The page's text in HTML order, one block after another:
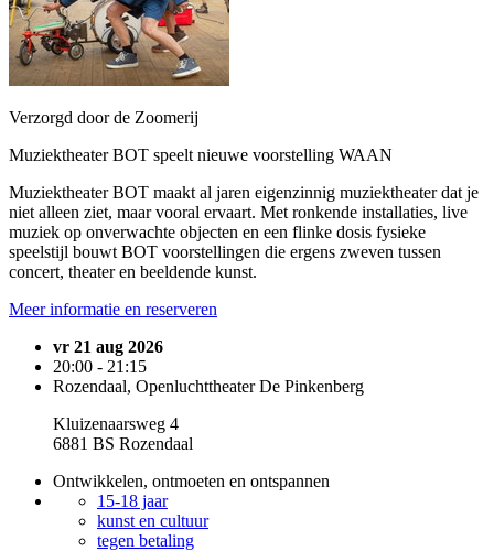
Verzorgd door de Zoomerij
Muziektheater BOT speelt nieuwe voorstelling WAAN
Muziektheater BOT maakt al jaren eigenzinnig muziektheater dat je
niet alleen ziet, maar vooral ervaart. Met ronkende installaties, live
muziek op onverwachte objecten en een flinke dosis fysieke
speelstijl bouwt BOT voorstellingen die ergens zweven tussen
concert, theater en beeldende kunst.
Meer informatie en reserveren
vr 21 aug 2026
20:00 - 21:15
Rozendaal, Openluchttheater De Pinkenberg
Kluizenaarsweg 4
6881 BS Rozendaal
Ontwikkelen, ontmoeten en ontspannen
15-18 jaar
kunst en cultuur
tegen betaling